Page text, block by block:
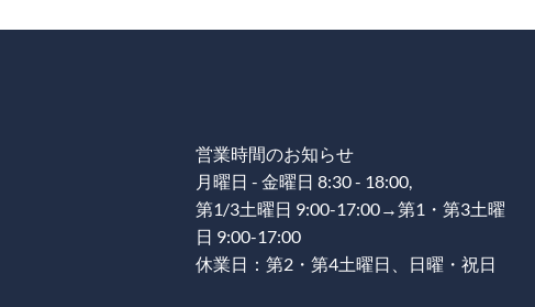
営業時間のお知らせ
月曜日 - 金曜日 8:30 - 18:00,
第1/3土曜日 9:00-17:00→第1・第3土曜
日 9:00-17:00
休業日：第2・第4土曜日、日曜・祝日